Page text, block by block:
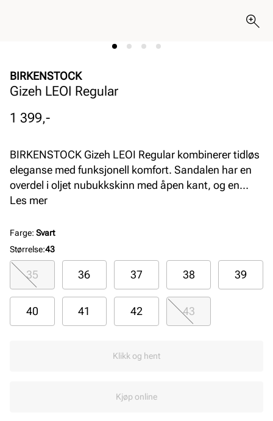
BIRKENSTOCK
Gizeh LEOI Regular
Pris
1 399,-
BIRKENSTOCK Gizeh LEOI Regular kombinerer tidløs
eleganse med funksjonell komfort. Sandalen har en
overdel i oljet nubukkskinn med åpen kant, og en
formstøpt kork- og skinninnersåle som gir optimal
perfekt for dame som ønsker en minimalistisk og
moderne sandal.
Les mer
Farge: Svart
Størrelse:43
35 36 37 38 39
40 41 42 43
Klikk og hent
Kjøp online